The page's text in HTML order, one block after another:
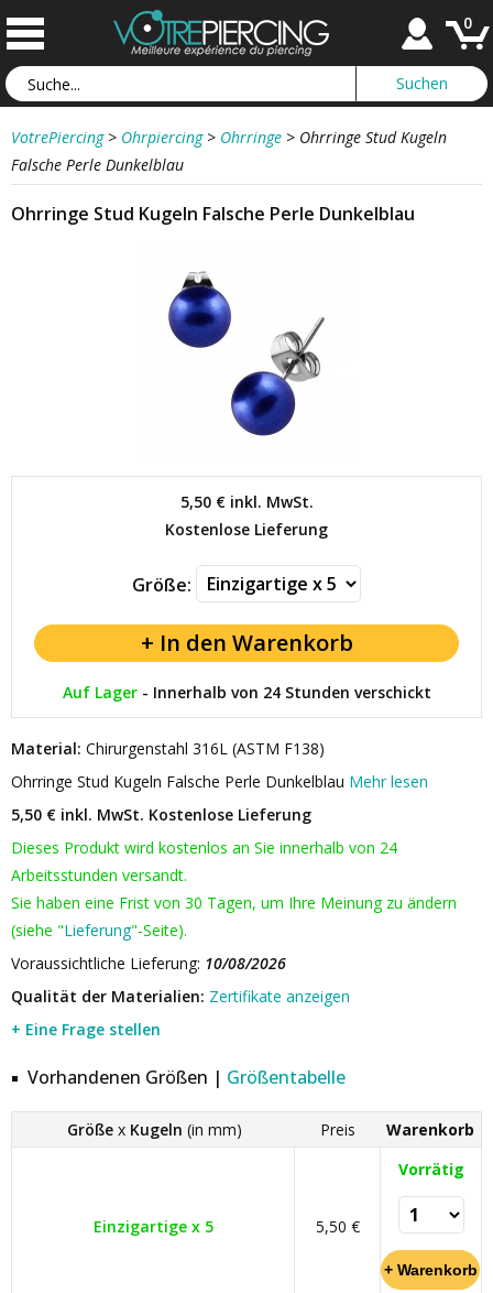
0
VotrePiercing > Ohrpiercing > Ohrringe > Ohrringe Stud Kugeln
Falsche Perle Dunkelblau
Ohrringe Stud Kugeln Falsche Perle Dunkelblau
5,50 €inkl. MwSt.
Kostenlose Lieferung
Größe:
Auf Lager- Innerhalb von 24 Stunden verschickt
Material: Chirurgenstahl 316L (ASTM F138)
Ohrringe Stud Kugeln Falsche Perle Dunkelblau Mehr lesen
5,50 € inkl. MwSt. Kostenlose Lieferung
Dieses Produkt wird kostenlos an Sie innerhalb von 24
Arbeitsstunden versandt.
Sie haben eine Frist von 30 Tagen, um Ihre Meinung zu ändern
(siehe "Lieferung"-Seite).
Voraussichtliche Lieferung: 10/08/2026
Qualität der Materialien: Zertifikate anzeigen
+ Eine Frage stellen
Vorhandenen Größen | Größentabelle
Größex Kugeln (in mm) Preis Warenkorb
Einzigartige x 5 5,50 €
Vorrätig